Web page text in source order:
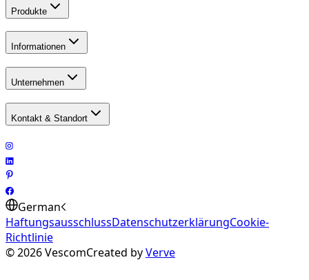
Produkte
Informationen
Unternehmen
Kontakt & Standort
German
HaftungsausschlussDatenschutzerklärungCookie-
Richtlinie
©2026VescomCreated byVerve